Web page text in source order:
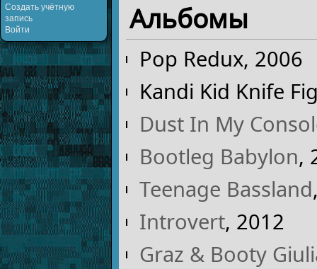
Создать учётную
запись
Войти
Альбомы
Pop Redux, 2006
Kandi Kid Knife
Dust In My
Bootleg Babylon,
Teenage Bassland
Introvert, 2012
Graz & Booty